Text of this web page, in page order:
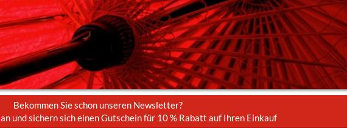
Bekommen Sie schon unseren Newsletter?
an und sichern sich einen Gutschein für 10 % Rabatt auf Ihren Einkauf